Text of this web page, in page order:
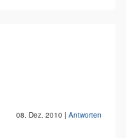
08. Dez. 2010 | Antworten